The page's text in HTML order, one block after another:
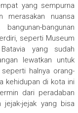
yang sempurna
nuansa
bangunan
seperti Museum
yang sudah
lewatkan untuk
halnya orang-
kehidupan di kota ini
dari peradaban
jejak-jejak yang bisa